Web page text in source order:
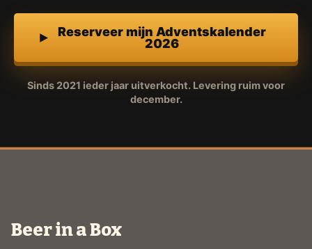
Reserveer mijn Adventskalender
2026
Sinds 2021 ieder jaar uitverkocht. Levering ruim voor
december.
Beer in a Box